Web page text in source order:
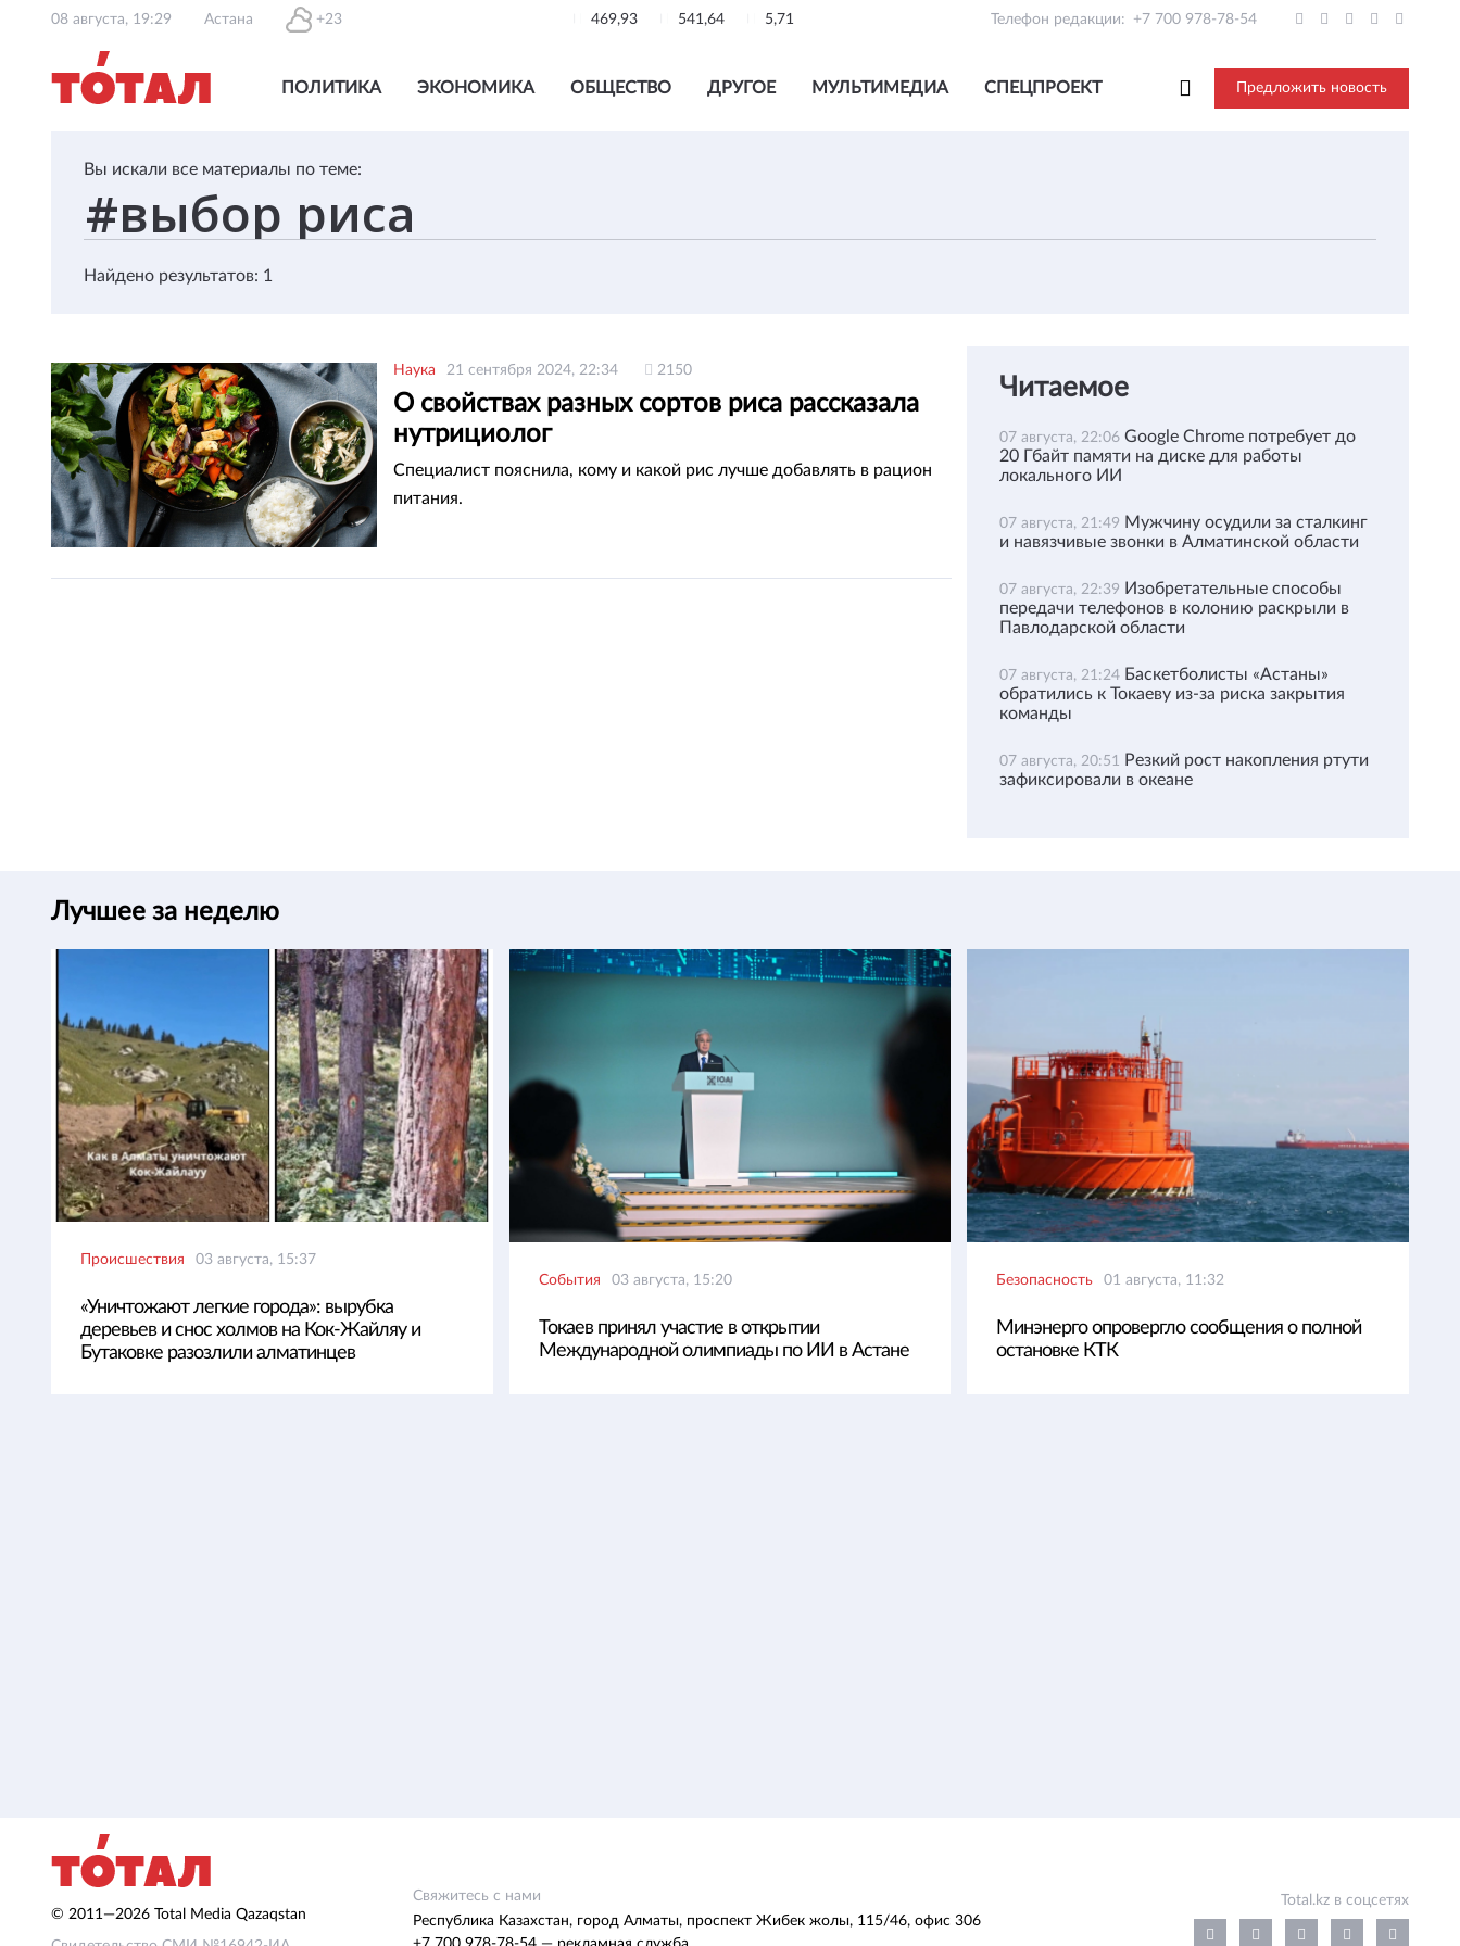
08 августа, 19:29 Астана +23 469,93 541,64 5,71 Телефон редакции: +7 700 978-78-54
ПОЛИТИКА ЭКОНОМИКА ОБЩЕСТВО ДРУГОЕ МУЛЬТИМЕДИА СПЕЦПРОЕКТ Предложить новость
Вы искали все материалы по теме:
Найдено результатов: 1
Наука 21 сентября 2024, 22:34 2150
О свойствах разных сортов риса рассказала
нутрициолог
Специалист пояснила, кому и какой рис лучше добавлять в рацион
питания.
Читаемое
07 августа, 22:06 Google Chrome потребует до
20 Гбайт памяти на диске для работы
локального ИИ
07 августа, 21:49 Мужчину осудили за сталкинг
и навязчивые звонки в Алматинской области
07 августа, 22:39 Изобретательные способы
передачи телефонов в колонию раскрыли в
Павлодарской области
07 августа, 21:24 Баскетболисты «Астаны»
обратились к Токаеву из-за риска закрытия
команды
07 августа, 20:51 Резкий рост накопления ртути
зафиксировали в океане
Лучшее за неделю
Происшествия 03 августа, 15:37
«Уничтожают легкие города»: вырубка
деревьев и снос холмов на Кок-Жайляу и
Бутаковке разозлили алматинцев
События 03 августа, 15:20
Токаев принял участие в открытии
Международной олимпиады по ИИ в Астане
Безопасность 01 августа, 11:32
Минэнерго опровергло сообщения о полной
остановке КТК
© 2011—2026 Total Media Qazaqstan
Свяжитесь с нами
Республика Казахстан, город Алматы, проспект Жибек жолы, 115/46, офис 306
Total.kz в соцсетях